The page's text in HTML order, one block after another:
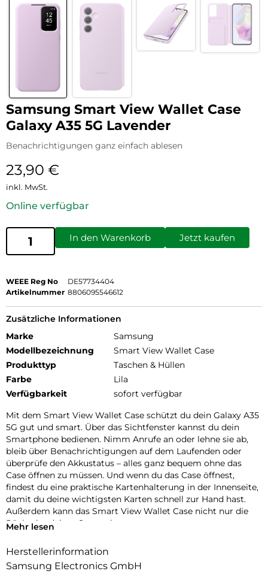
Samsung Smart View Wallet Case
Galaxy A35 5G Lavender
Benachrichtigungen ganz einfach ablesen
23,90 €
inkl. MwSt.
Online verfügbar
In den Warenkorb Jetzt kaufen
WEEE Reg No
DE57734404
Artikelnummer 8806095546612
Zusätzliche Informationen
Marke
Samsung
Modellbezeichnung
Smart View Wallet Case
Produkttyp
Taschen & Hüllen
Farbe
Lila
Verfügbarkeit
sofort verfügbar
Mit dem Smart View Wallet Case schützt du dein Galaxy A35
5G gut und smart. Über das Sichtfenster kannst du dein
Smartphone bedienen. Nimm Anrufe an oder lehne sie ab,
bleib über Benachrichtigungen auf dem Laufenden oder
überprüfe den Akkustatus – alles ganz bequem ohne das
Case öffnen zu müssen. Und wenn du das Case öffnest,
findest du eine praktische Kartenhalterung in der Innenseite,
damit du deine wichtigsten Karten schnell zur Hand hast.
Außerdem kann das Smart View Wallet Case nicht nur die
Rückseite deines Smartphones,
schützen.
Mehr lesen
Herstellerinformation
Samsung Electronics GmbH